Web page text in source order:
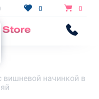
0 0
вишневой начинкой в